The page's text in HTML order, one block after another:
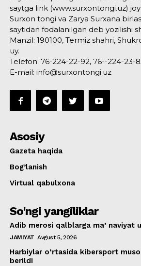
saytga link (www.surxontongi.uz)
Surxon tongi va Zarya Surxana
saytidan fodalanilgan deb yozilishi
Manzil: 190100, Termiz shahri,
uy.
Telefon: 76-224-22-92, 76--224-23-
E-mail: info@surxontongi.uz
Asosiy
Gazeta haqida
Bog’lanish
Virtual qabulxona
So'ngi yangiliklar
Adib merosi qalblarga maʼnaviyat
JAMIYAT Avgust 5, 2026
Harbiylar o‘rtasida kibersport
berildi